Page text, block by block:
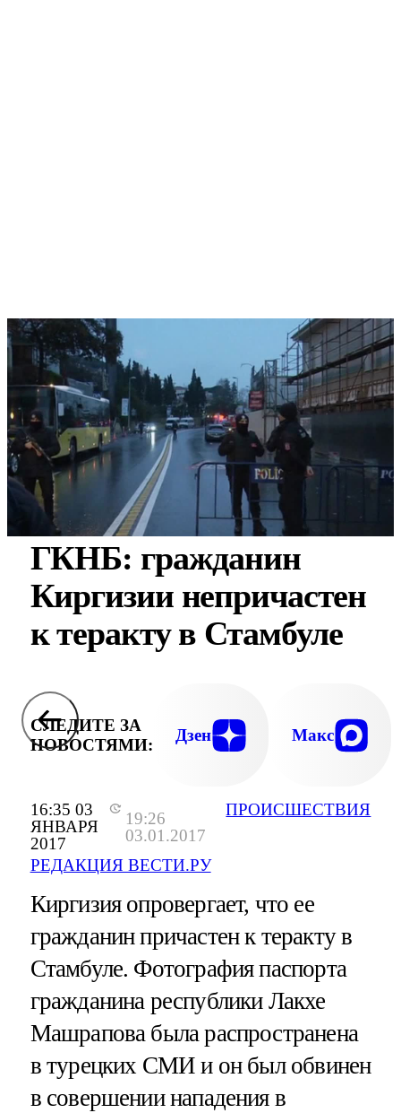
16:35 03
ЯНВАРЯ
2017
19:26
03.01.2017
РЕДАКЦИЯ ВЕСТИ.РУ
ПРОИСШЕСТВИЯ
ГКНБ: гражданин
Киргизии непричастен
к теракту в Стамбуле
СЛЕДИТЕ ЗА
НОВОСТЯМИ:
Дзен Макс
Киргизия опровергает, что ее
гражданин причастен к теракту в
Стамбуле. Фотография паспорта
гражданина республики Лакхе
Машрапова была распространена
в турецких СМИ и он был обвинен
в совершении нападения в